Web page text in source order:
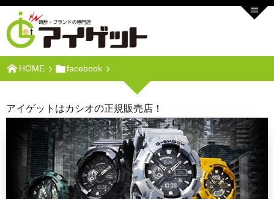
HOME facebook
アイゲットはカシオの正規販売店！